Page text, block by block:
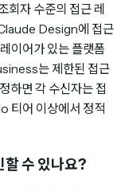
자 수준의 접근 레
Design에 접근
이어가 있는 플랫폼
는 제한된 접근
하면 각 수신자는 접
티어 이상에서 정적
수 있나요?